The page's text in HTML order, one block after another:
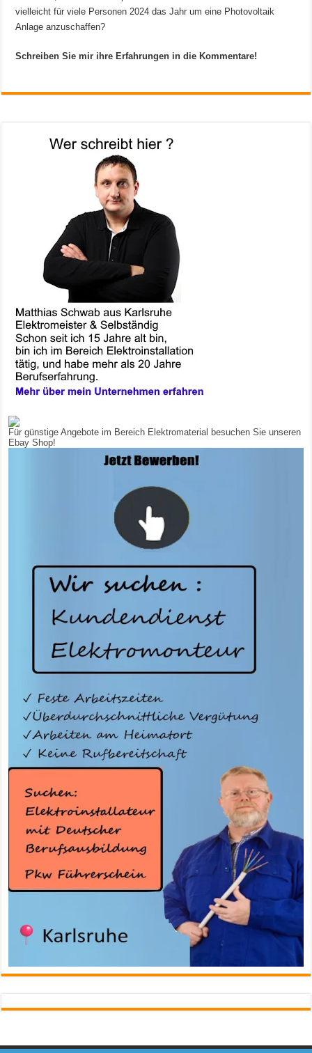
vielleicht für viele Personen 2024 das Jahr um eine Photovoltaik
Anlage anzuschaffen?
Schreiben Sie mir ihre Erfahrungen in die Kommentare!
Für günstige Angebote im Bereich Elektromaterial besuchen Sie unseren
Ebay Shop!